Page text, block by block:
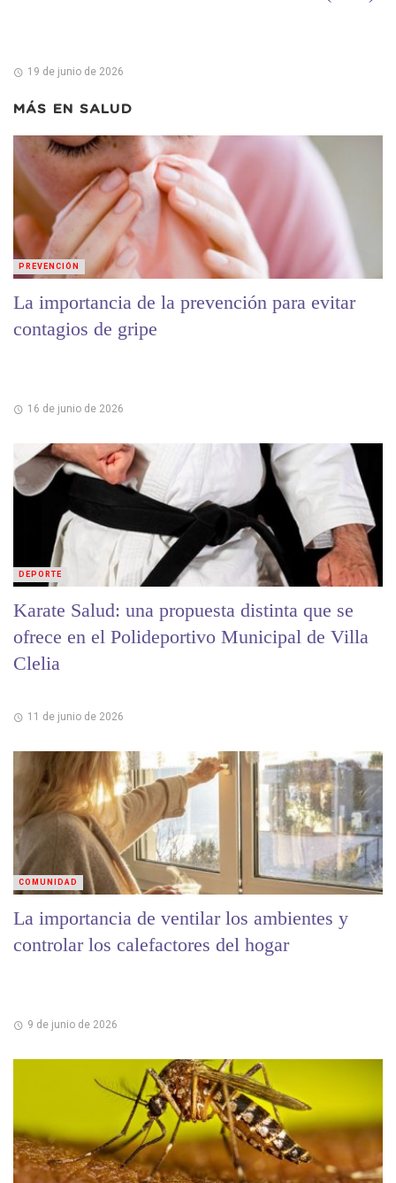
19 de junio de 2026
MÁS EN SALUD
La importancia de la prevención para evitar
contagios de gripe
16 de junio de 2026
PREVENCIÓN
Karate Salud: una propuesta distinta que se
ofrece en el Polideportivo Municipal de Villa
Clelia
11 de junio de 2026
DEPORTE
La importancia de ventilar los ambientes y
controlar los calefactores del hogar
9 de junio de 2026
COMUNIDAD